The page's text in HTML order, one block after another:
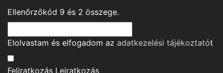
Ellenőrzőkód 9 és 2 összege.
Elolvastam és elfogadom az adatkezelési tájékoztatót
Feliratkozás Leiratkozás